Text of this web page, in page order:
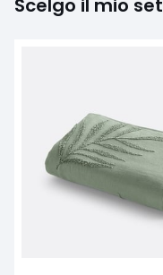
Scelgo il mio set